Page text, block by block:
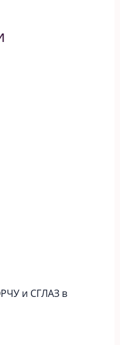
и СГЛАЗ в